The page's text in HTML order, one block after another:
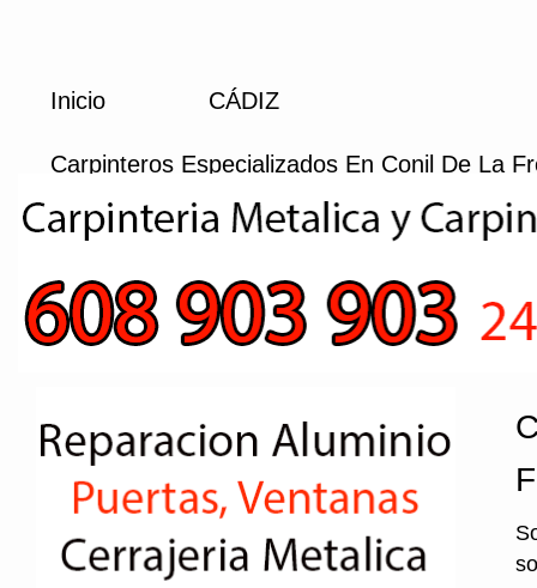
Inicio CÁDIZ
Carpinteros Especializados En Conil De La